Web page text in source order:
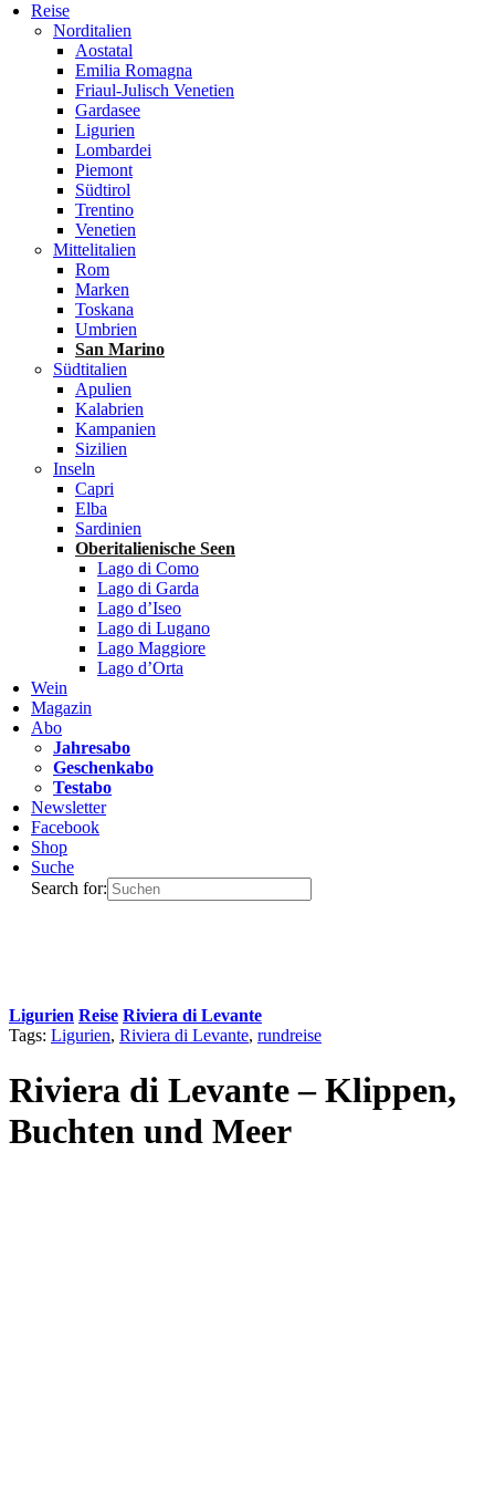
Reise
Norditalien
Aostatal
Emilia Romagna
Friaul-Julisch Venetien
Gardasee
Ligurien
Lombardei
Piemont
Südtirol
Trentino
Venetien
Mittelitalien
Rom
Marken
Toskana
Umbrien
San Marino
Südtitalien
Apulien
Kalabrien
Kampanien
Sizilien
Inseln
Capri
Elba
Sardinien
Oberitalienische Seen
Lago di Como
Lago di Garda
Lago d’Iseo
Lago di Lugano
Lago Maggiore
Lago d’Orta
Wein
Magazin
Abo
Jahresabo
Geschenkabo
Testabo
Newsletter
Facebook
Shop
Suche
Search for:
Ligurien Reise Riviera di Levante
Tags: Ligurien, Riviera di Levante, rundreise
Riviera di Levante – Klippen,
Buchten und Meer